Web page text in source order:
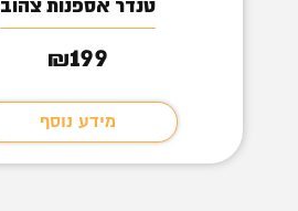
טנדר אספנות צהוב
₪199
מידע נוסף